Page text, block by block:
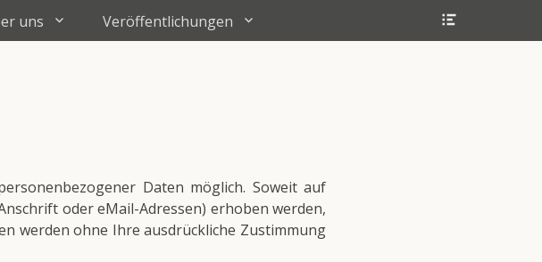
uns Veröffentlichungen
Daten möglich. Soweit auf
oder eMail-Adressen) erhoben werden,
werden ohne Ihre ausdrückliche Zustimmung